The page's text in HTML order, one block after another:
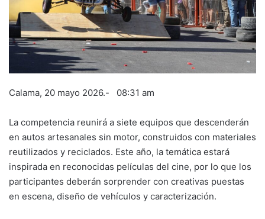
Calama, 20 mayo 2026.- 08:31 am
La competencia reunirá a siete equipos que descenderán
en autos artesanales sin motor, construidos con materiales
reutilizados y reciclados. Este año, la temática estará
inspirada en reconocidas películas del cine, por lo que los
participantes deberán sorprender con creativas puestas
en escena, diseño de vehículos y caracterización.